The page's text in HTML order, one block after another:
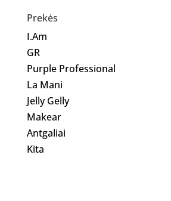
Prekės
I.Am
GR
Purple Professional
La Mani
Jelly Gelly
Makear
Antgaliai
Kita